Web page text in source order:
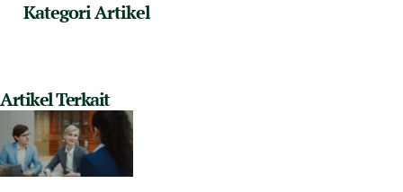
Kategori Artikel
Artikel Terkait